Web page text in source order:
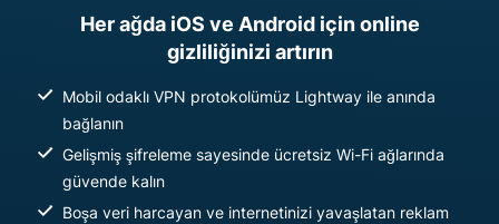
Her ağda iOS ve Android için online
gizliliğinizi artırın
Mobil odaklı VPN protokolümüz Lightway ile anında
bağlanın
Gelişmiş şifreleme sayesinde ücretsiz Wi-Fi ağlarında
güvende kalın
Boşa veri harcayan ve internetinizi yavaşlatan reklam